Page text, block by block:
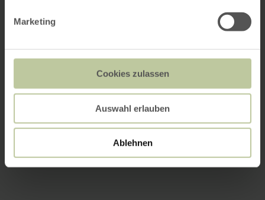
Marketing
Cookies zulassen
Auswahl erlauben
Ablehnen